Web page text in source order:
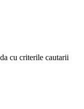
cu criterile cautarii